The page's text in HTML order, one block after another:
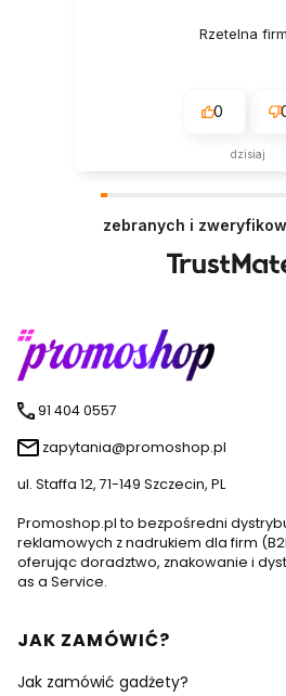
Rzetelna
0
dzisiaj
zebranych i
91 404 0557
zapytania@promoshop.pl
ul. Staffa 12, 71-149 Szczecin, PL
Promoshop.pl to bezpośredni
reklamowych z nadrukiem dla firm
oferując doradztwo, znakowanie i
as a Service.
Linki w stopce
JAK ZAMÓWIĆ?
Jak zamówić gadżety?